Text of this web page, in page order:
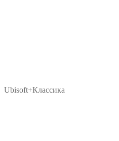
Ubisoft+Классика